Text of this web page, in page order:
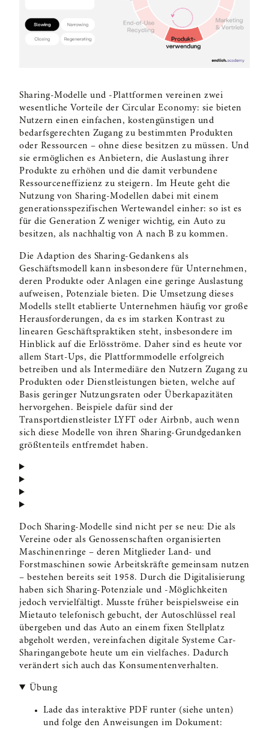
Sharing-Modelle und -Plattformen vereinen zwei
wesentliche Vorteile der Circular Economy: sie bieten
Nutzern einen einfachen, kostengünstigen und
bedarfsgerechten Zugang zu bestimmten Produkten
oder Ressourcen – ohne diese besitzen zu müssen. Und
sie ermöglichen es Anbietern, die Auslastung ihrer
Produkte zu erhöhen und die damit verbundene
Ressourceneffizienz zu steigern. Im Heute geht die
Nutzung von Sharing-Modellen dabei mit einem
generationsspezifischen Wertewandel einher: so ist es
für die Generation Z weniger wichtig, ein Auto zu
besitzen, als nachhaltig von A nach B zu kommen.
Die Adaption des Sharing-Gedankens als
Geschäftsmodell kann insbesondere für Unternehmen,
deren Produkte oder Anlagen eine geringe Auslastung
aufweisen, Potenziale bieten. Die Umsetzung dieses
Modells stellt etablierte Unternehmen häufig vor große
Herausforderungen, da es im starken Kontrast zu
linearen Geschäftspraktiken steht, insbesondere im
Hinblick auf die Erlösströme. Daher sind es heute vor
allem Start-Ups, die Plattformmodelle erfolgreich
betreiben und als Intermediäre den Nutzern Zugang zu
Produkten oder Dienstleistungen bieten, welche auf
Basis geringer Nutzungsraten oder Überkapazitäten
hervorgehen. Beispiele dafür sind der
Transportdienstleister LYFT oder Airbnb, auch wenn
sich diese Modelle von ihren Sharing-Grundgedanken
größtenteils entfremdet haben.
Doch Sharing-Modelle sind nicht per se neu: Die als
Vereine oder als Genossenschaften organisierten
Maschinenringe – deren Mitglieder Land- und
Forstmaschinen sowie Arbeitskräfte gemeinsam nutzen
– bestehen bereits seit 1958. Durch die Digitalisierung
haben sich Sharing-Potenziale und -Möglichkeiten
jedoch vervielfältigt. Musste früher beispielsweise ein
Mietauto telefonisch gebucht, der Autoschlüssel real
übergeben und das Auto an einem fixen Stellplatz
abgeholt werden, vereinfachen digitale Systeme Car-
Sharingangebote heute um ein vielfaches. Dadurch
verändert sich auch das Konsumentenverhalten.
Übung
Lade das interaktive PDF runter (siehe unten)
und folge den Anweisungen im Dokument:
E8) Das Long Life-Modell
E9) Das Product Use Extension-Modell
E11) Das Product as a Service-Modell
E12) Das On Demand-Modell
E13) Das Dematerialisierungs-Modell
E14) Das Resource Recovery-Modell
E15) Das Circular Input-Modell
E16) Regenerative Modelle
E17) Synergien zwischen zirkulären
Geschäftsmodell-Archetypen
E18) Die Zirkularitätsmatrix
E19) Fazit zirkuläre Geschäftsmodelle
E20) Ideationsmethoden und -tools
E21) Der Think Inside The Box-Ansatz
E25) Das Circulytics Tool
E26) Die Lebenszyklusanalyse
E27) Herausforderungen und Barrieren in der
Umsetzung
E28) Notwendige Fähigkeiten zur Umsetzung
E29) Fazit
E30) Quiz